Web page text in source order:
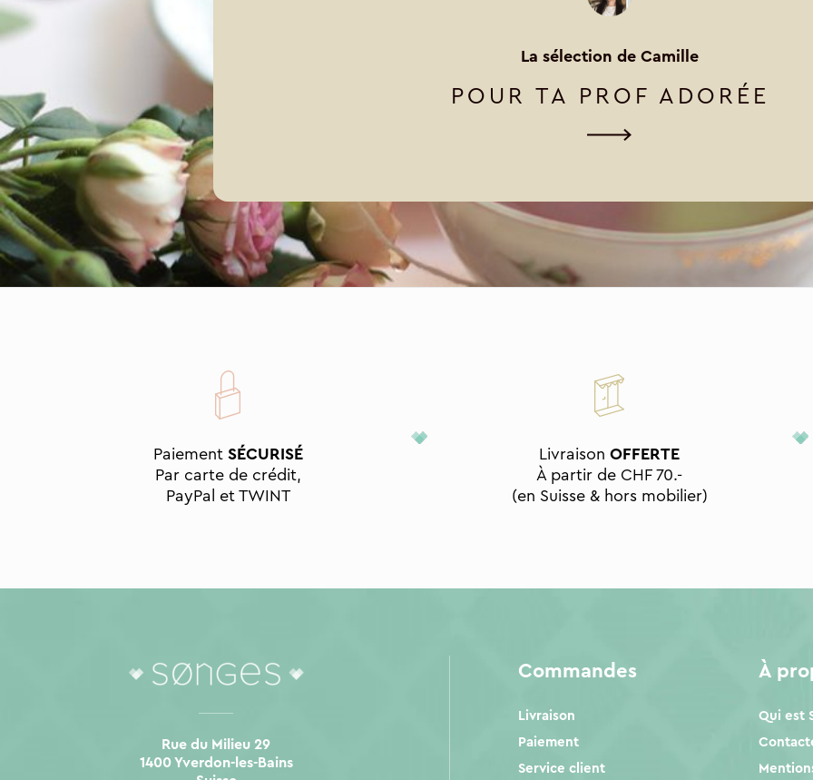
La sélection de Camille
POUR TA PROF ADORÉE
PaiementSÉCURISÉ
Par carte de crédit,
PayPal et TWINT
LivraisonOFFERTE
À partir de CHF 70.-
(en Suisse & hors mobilier)
Rue du Milieu 29
1400 Yverdon-les-Bains
Commandes
Livraison
Paiement
Service client
À
Qui est